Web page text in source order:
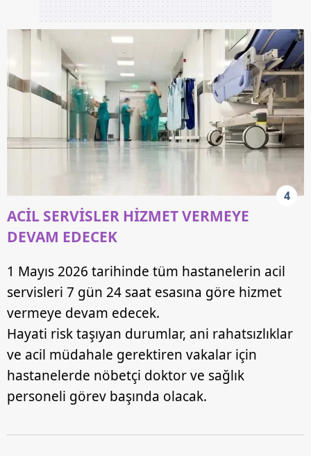
4
ACİL SERVİSLER HİZMET VERMEYE
DEVAM EDECEK
1 Mayıs 2026 tarihinde tüm hastanelerin acil
servisleri 7 gün 24 saat esasına göre hizmet
vermeye devam edecek.
Hayati risk taşıyan durumlar, ani rahatsızlıklar
ve acil müdahale gerektiren vakalar için
hastanelerde nöbetçi doktor ve sağlık
personeli görev başında olacak.